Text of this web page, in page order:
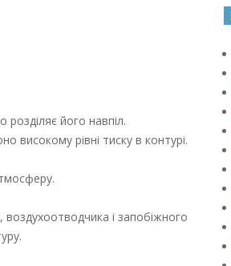
його навпіл.
високому рівні тиску в контурі.
і запобіжного